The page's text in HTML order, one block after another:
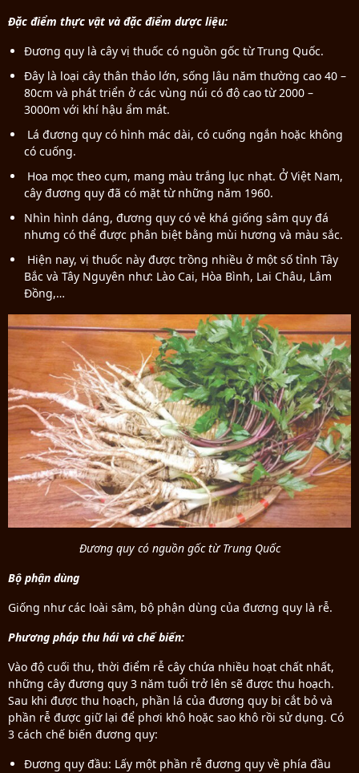
Đặc điểm thực vật và đặc điểm dược liệu:
Đương quy là cây vị thuốc có nguồn gốc từ Trung Quốc.
Đây là loại cây thân thảo lớn, sống lâu năm thường cao 40 –
80cm và phát triển ở các vùng núi có độ cao từ 2000 –
3000m với khí hậu ẩm mát.
Lá đương quy có hình mác dài, có cuống ngắn hoặc không
có cuống.
Hoa mọc theo cụm, mang màu trắng lục nhạt. Ở Việt Nam,
cây đương quy đã có mặt từ những năm 1960.
Nhìn hình dáng, đương quy có vẻ khá giống sâm quy đá
nhưng có thể được phân biệt bằng mùi hương và màu sắc.
Hiện nay, vị thuốc này được trồng nhiều ở một số tỉnh Tây
Bắc và Tây Nguyên như: Lào Cai, Hòa Bình, Lai Châu, Lâm
Đồng,…
Đương quy có nguồn gốc từ Trung Quốc
Bộ phận dùng
Giống như các loài sâm, bộ phận dùng của đương quy là rễ.
Phương pháp thu hái và chế biến:
Vào độ cuối thu, thời điểm rễ cây chứa nhiều hoạt chất nhất,
những cây đương quy 3 năm tuổi trở lên sẽ được thu hoạch.
Sau khi được thu hoạch, phần lá của đương quy bị cắt bỏ và
phần rễ được giữ lại để phơi khô hoặc sao khô rồi sử dụng. Có
3 cách chế biến đương quy:
Đương quy đầu: Lấy một phần rễ đương quy về phía đầu